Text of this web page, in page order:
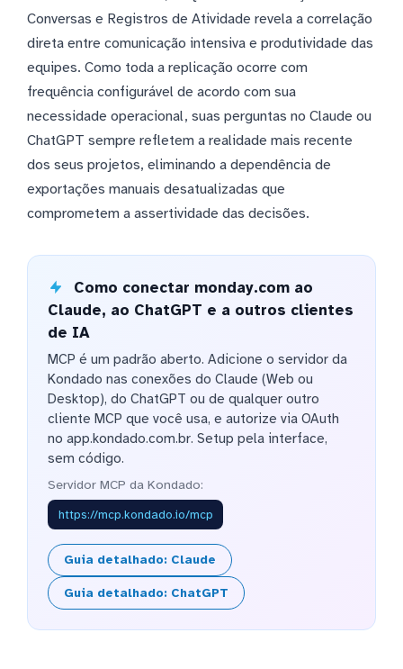
Conversas e Registros de Atividade revela a correlação
direta entre comunicação intensiva e produtividade das
equipes. Como toda a replicação ocorre com
frequência configurável de acordo com sua
necessidade operacional, suas perguntas no Claude ou
ChatGPT sempre refletem a realidade mais recente
dos seus projetos, eliminando a dependência de
exportações manuais desatualizadas que
comprometem a assertividade das decisões.
Como conectar monday.com ao
Claude, ao ChatGPT e a outros clientes
de IA
MCP é um padrão aberto. Adicione o servidor da
Kondado nas conexões do Claude (Web ou
Desktop), do ChatGPT ou de qualquer outro
cliente MCP que você usa, e autorize via OAuth
no app.kondado.com.br. Setup pela interface,
sem código.
Servidor MCP da Kondado:
https://mcp.kondado.io/mcp
Guia detalhado: Claude
Guia detalhado: ChatGPT